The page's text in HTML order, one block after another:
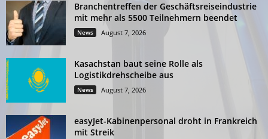
Branchentreffen der Geschäftsreiseindustrie
mit mehr als 5500 Teilnehmern beendet
News August 7, 2026
Kasachstan baut seine Rolle als
Logistikdrehscheibe aus
News August 7, 2026
easyJet-Kabinenpersonal droht in Frankreich
mit Streik